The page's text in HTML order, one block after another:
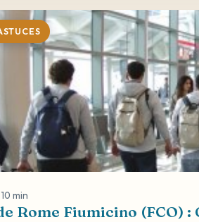
10 min
Rome Fiumicino (FCO)